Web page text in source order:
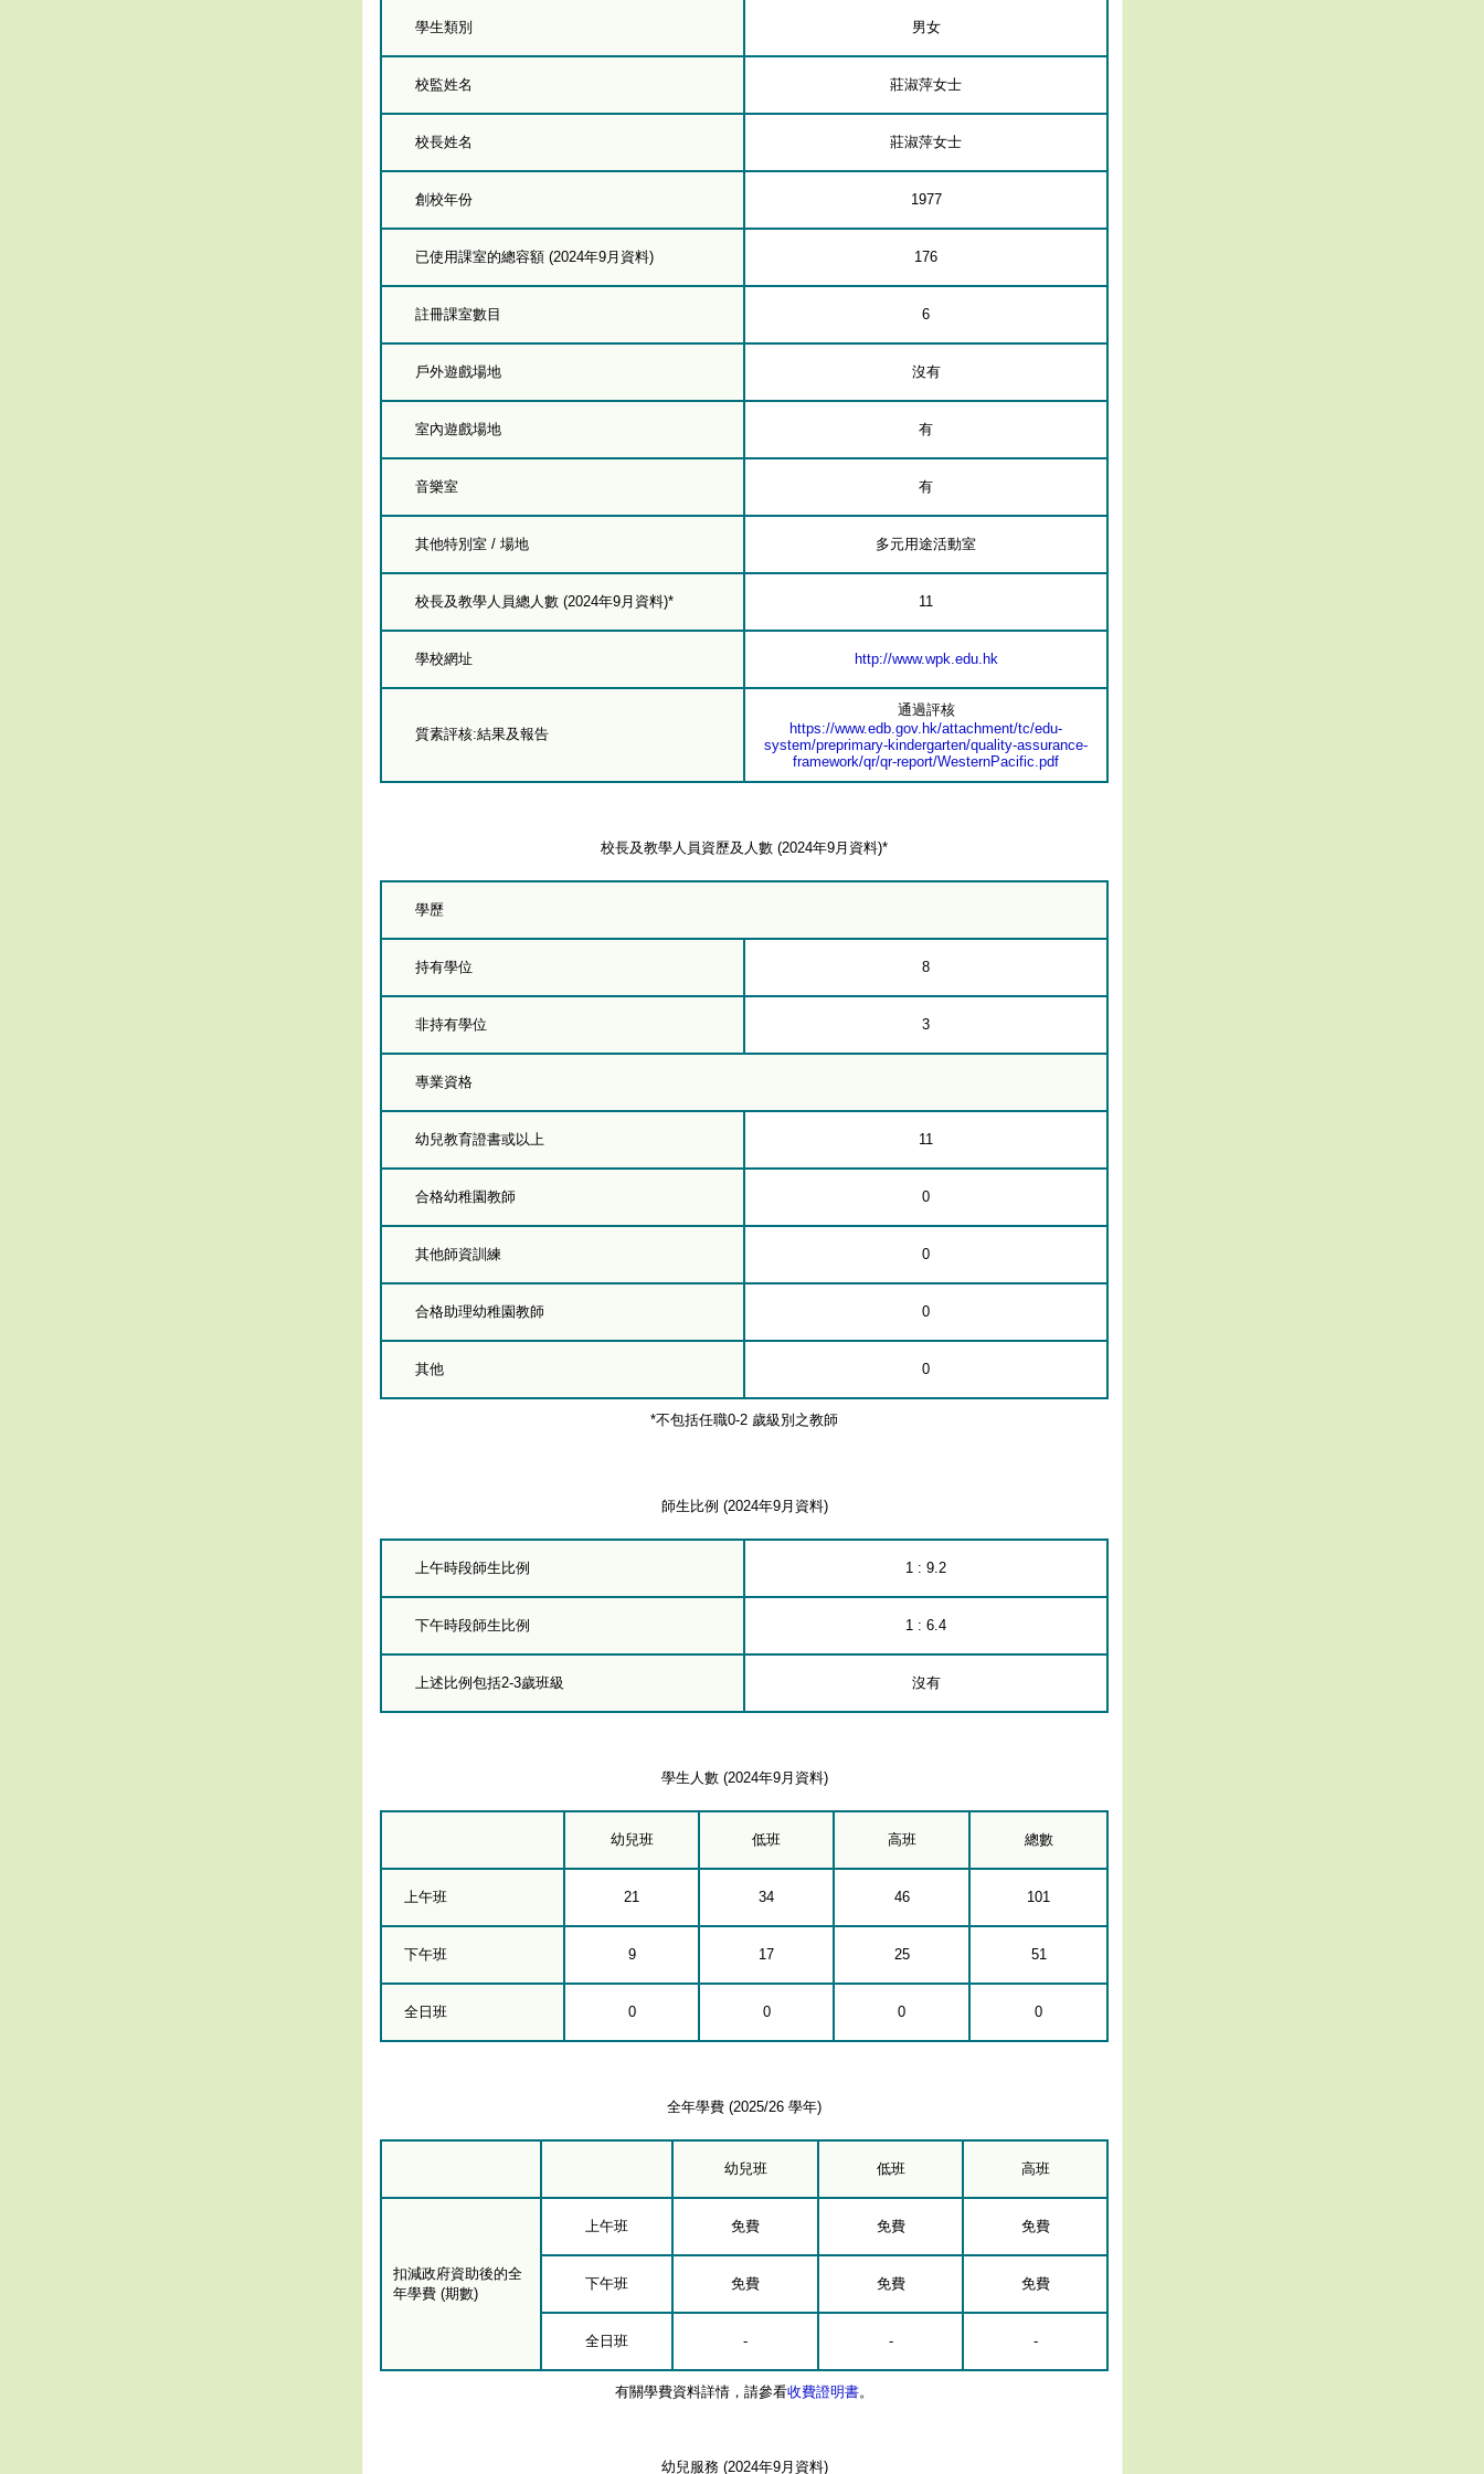
學生類別 男女
校監姓名 莊淑萍女士
校長姓名 莊淑萍女士
創校年份 1977
已使用課室的總容額 (2024年9月資料) 176
註冊課室數目 6
戶外遊戲場地 沒有
室內遊戲場地 有
音樂室 有
其他特別室 / 場地 多元用途活動室
校長及教學人員總人數 (2024年9月資料)* 11
學校網址 http://www.wpk.edu.hk
質素評核:結果及報告
通過評核
https://www.edb.gov.hk/attachment/tc/edu-
system/preprimary-kindergarten/quality-assurance-
framework/qr/qr-report/WesternPacific.pdf
校長及教學人員資歷及人數 (2024年9月資料)*
學歷
持有學位 8
非持有學位 3
專業資格
幼兒教育證書或以上 11
合格幼稚園教師 0
其他師資訓練 0
合格助理幼稚園教師 0
其他 0
*不包括任職0-2 歲級別之教師
師生比例 (2024年9月資料)
上午時段師生比例 1 : 9.2
下午時段師生比例 1 : 6.4
上述比例包括2-3歲班級 沒有
學生人數 (2024年9月資料)
幼兒班 低班 高班 總數
上午班 21 34 46 101
下午班 9 17 25 51
全日班 0 0 0 0
全年學費 (2025/26 學年)
幼兒班 低班 高班
扣減政府資助後的全
年學費 (期數)
上午班 免費 免費 免費
下午班 免費 免費 免費
全日班 - - -
有關學費資料詳情，請參看收費證明書。
幼兒服務 (2024年9月資料)